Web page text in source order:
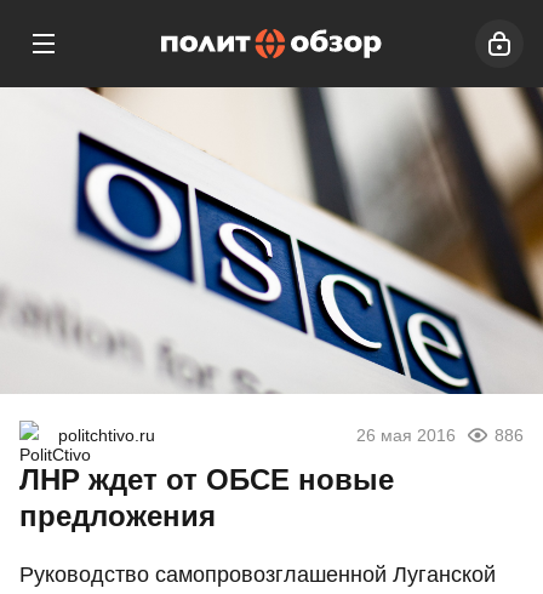
politchtivo.ru 26 мая 2016 886
ЛНР ждет от ОБСЕ новые
предложения
Руководство самопровозглашенной Луганской